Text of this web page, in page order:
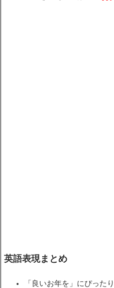
英語表現まとめ
「良いお年を」にぴった